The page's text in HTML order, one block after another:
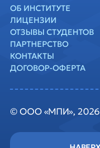
© ООО «МПИ», 2026
ОБ ИНСТИТУТЕ
ЛИЦЕНЗИИ
ОТЗЫВЫ СТУДЕНТОВ
ПАРТНЕРСТВО
КОНТАКТЫ
ДОГОВОР-ОФЕРТА